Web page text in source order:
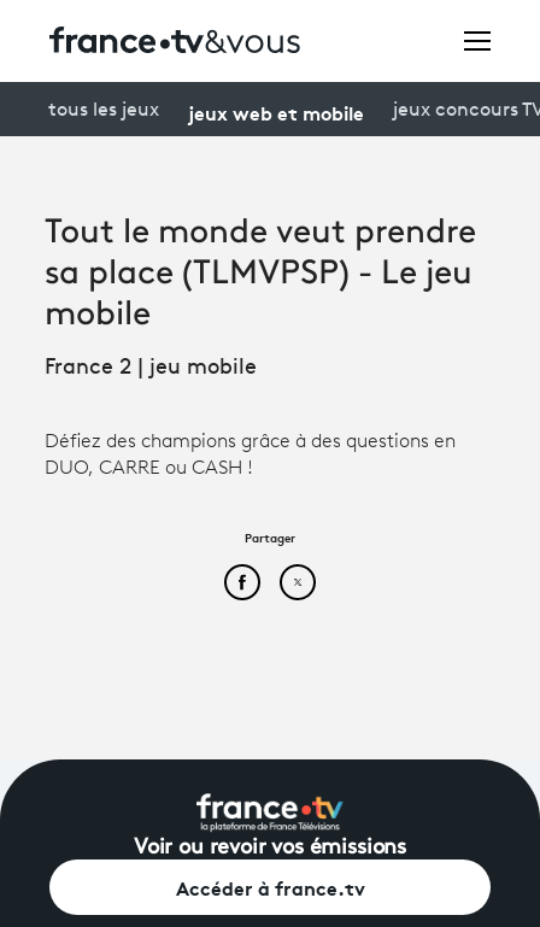
Creators
À la une
Productions et innovation
tous les jeux jeux web et mobile jeux concours
Tout le monde veut prendre
sa place (TLMVPSP) - Le jeu
mobile
France 2 | jeu mobile
Défiez des champions grâce à des questions en
DUO, CARRE ou CASH !
Partager
Partager cet article sur
Partager cet article sur
Voir ou revoir vos émissions
Accéder à france.tv